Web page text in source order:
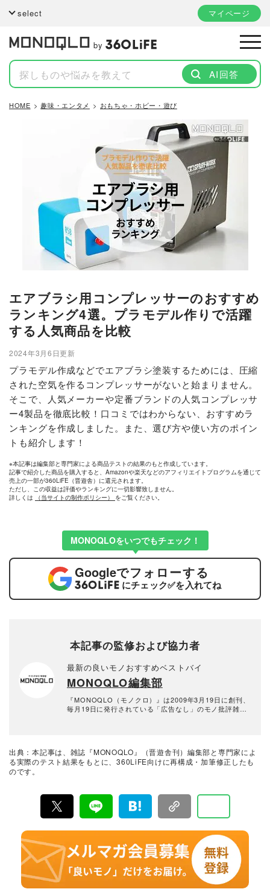
select マイページ
by
AI回答
HOME 趣味・エンタメ おもちゃ・ホビー・遊び
エアブラシ用コンプレッサーのおすすめ
ランキング4選。プラモデル作りで活躍
する人気商品を比較
2024年3月6日更新
プラモデル作成などでエアブラシ塗装するためには、圧縮
された空気を作るコンプレッサーがないと始まりません。
そこで、人気メーカーや定番ブランドの人気コンプレッサ
ー4製品を徹底比較！口コミではわからない、おすすめラ
ンキングを作成しました。また、選び方や使い方のポイン
トも紹介します！
※本記事は編集部と専門家による商品テストの結果のもと作成しています。
記事で紹介した商品を購入すると、Amazonや楽天などのアフィリエイトプログラムを通じて
売上の一部が360LiFE（晋遊舎）に還元されます。
ただし、この収益は評価やランキングに一切影響致しません。
詳しくは
（当サイトの制作ポリシー） をご覧ください。
MONOQLOをいつでもチェック！
Googleでフォローする
にチェック✅を入れてね
本記事の監修および協力者
最新の良いモノおすすめベストバイ
MONOQLO編集部
『MONOQLO（モノクロ）』は2009年3月19日に創刊、
毎月19日に発行されている「広告なし」のモノ批評雑誌
に良いモノ」だけを厳選して紹介。編集長・山田和樹を
中心に、11名以上の編集体制で日々の検証・記事制作を
出典：本記事は、雑誌『MONOQLO』（晋遊舎刊）編集部と専門家によ
る実際のテスト結果をもとに、360LiFE向けに再構成・加筆修正したも
のです。